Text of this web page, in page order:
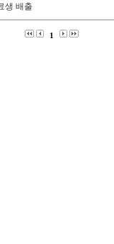
생 배출
1